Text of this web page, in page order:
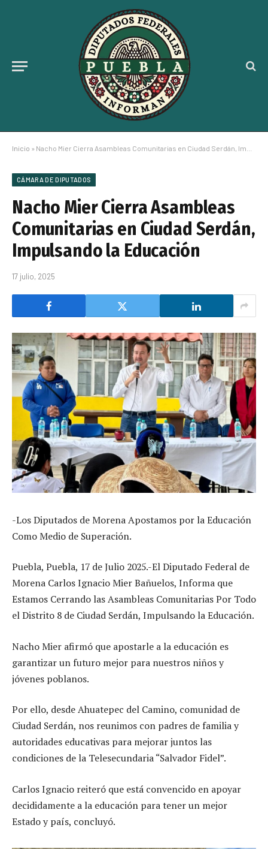
Inicio » Nacho Mier Cierra Asambleas Comunitarias en Ciudad Serdán, Impulsando la Educación
CÁMARA DE DIPUTADOS
Nacho Mier Cierra Asambleas
Comunitarias en Ciudad Serdán,
Impulsando la Educación
17 julio, 2025
-Los Diputados de Morena Apostamos por la Educación
Como Medio de Superación.
Puebla, Puebla, 17 de Julio 2025.-El Diputado Federal de
Morena Carlos Ignacio Mier Bañuelos, Informa que
Estamos Cerrando las Asambleas Comunitarias Por Todo
el Distrito 8 de Ciudad Serdán, Impulsando la Educación.
Nacho Mier afirmó que apostarle a la educación es
garantizar un futuro mejor para nuestros niños y
jóvenes poblanos.
Por ello, desde Ahuatepec del Camino, comunidad de
Ciudad Serdán, nos reunimos con padres de familia y
autoridades educativas para mejorar juntos las
condiciones de la Telesecundaria “Salvador Fidel”.
Carlos Ignacio reiteró que está convencido en apoyar
decididamente a la educación para tener un mejor
Estado y país, concluyó.